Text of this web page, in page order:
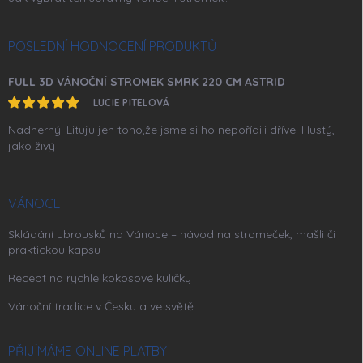
POSLEDNÍ HODNOCENÍ PRODUKTŮ
FULL 3D VÁNOČNÍ STROMEK SMRK 220 CM ASTRID
LUCIE PITELOVÁ
Nadherný. Lituju jen toho,že jsme si ho nepořídili dříve. Hustý,
jako živý
VÁNOCE
Skládání ubrousků na Vánoce – návod na stromeček, mašli či
praktickou kapsu
Recept na rychlé kokosové kuličky
Vánoční tradice v Česku a ve světě
PŘIJÍMÁME ONLINE PLATBY